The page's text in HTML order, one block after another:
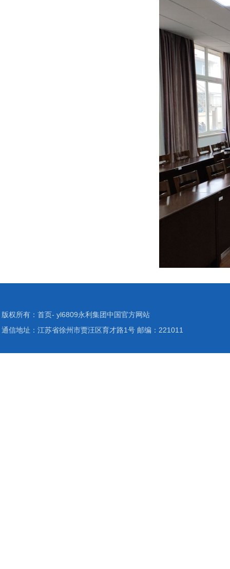
版权所有：首页- yl6809永利集团中国官方网站
通信地址：江苏省徐州市贾汪区育才路1号 邮编：221011